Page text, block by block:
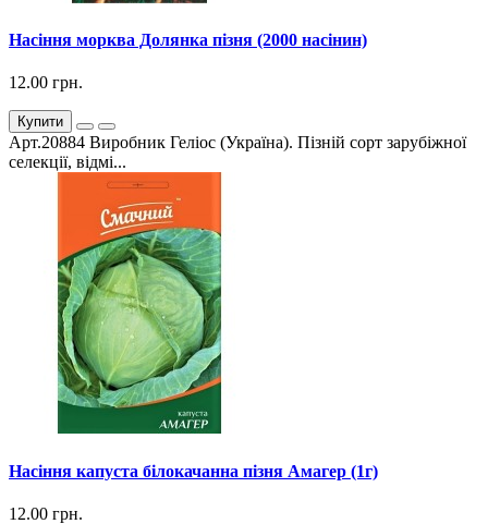
Насіння морква Долянка пізня (2000 насінин)
12.00 грн.
Купити
Арт.20884 Виробник Геліос (Україна). Пізній сорт зарубіжної
селекції, відмі...
Насіння капуста білокачанна пізня Амагер (1г)
12.00 грн.